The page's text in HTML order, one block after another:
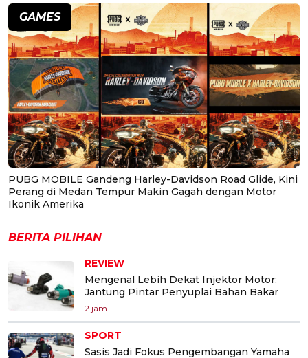
GAMES
PUBG MOBILE Gandeng Harley-Davidson Road Glide, Kini
Perang di Medan Tempur Makin Gagah dengan Motor
Ikonik Amerika
BERITA PILIHAN
REVIEW
Mengenal Lebih Dekat Injektor Motor:
Jantung Pintar Penyuplai Bahan Bakar
2 jam
SPORT
Sasis Jadi Fokus Pengembangan Yamaha